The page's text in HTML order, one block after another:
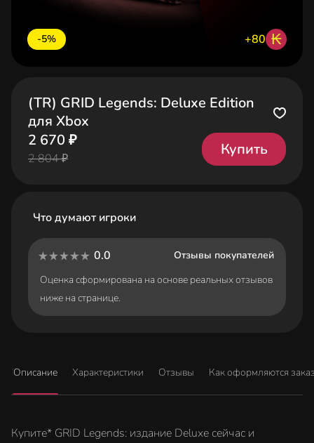
-5% +80 ₭
(TR) GRID Legends: Deluxe Edition
для Xbox
2 670 ₽
2 804 ₽
Купить
Что думают игроки
0.0
Отзывы покупателей
Оценка сформирована на основе реальных отзывов
ниже на странице.
Описание Характеристики Отзывы Как оформляются
Купите* GRID Legends: издание Deluxe сейчас и